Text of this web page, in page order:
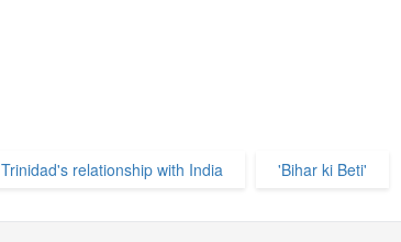
Trinidad's relationship with India 'Bihar ki Beti'